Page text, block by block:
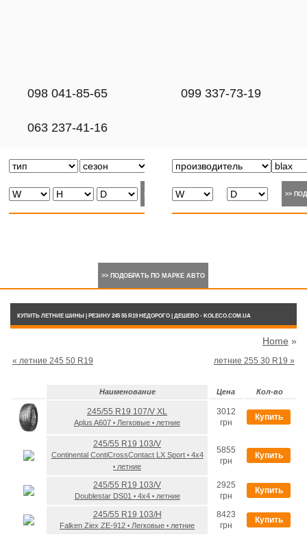
098 041-85-65 099 337-73-19
063 237-41-16
>> ПОДОБРАТЬ ПО МАРКЕ АВТО
КУПИТЬ ЛЕТНИЕ ШИНЫ | РЕЗИНУ 245 55 R19 НЕДОРОГО | ДЕШЕВО - KOLECO.COM.UA
Home »
« летние 245 50 R19 летние 255 30 R19 »
Наименование Цена Кол-во
245/55 R19 107/V XL
Aplus A607 • Легковые • летние
3012
грн
Купить
245/55 R19 103/V
Continental ContiCrossContact LX Sport •4x4
• летние
5855
грн
Купить
245/55 R19 103/V
Doublestar DS01 •4x4 •летние
2925
грн
Купить
245/55 R19 103/H
Falken Ziex ZE-912 • Легковые • летние
8423
грн
Купить